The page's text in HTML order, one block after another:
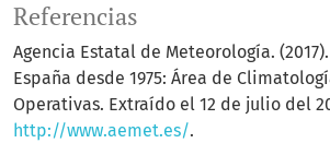
Referencias
Agencia Estatal de Meteorología.
España desde 1975: Área de
Operativas. Extraído el 12 de julio del
http://www.aemet.es/.